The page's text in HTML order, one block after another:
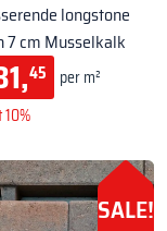
longstone
7 cm Musselkalk
45
per m²
SALE!